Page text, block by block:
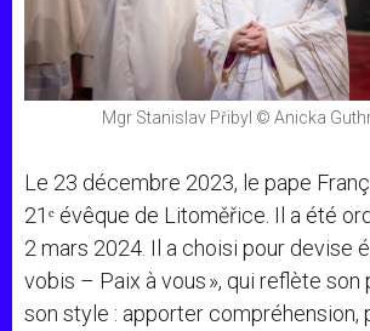
Mgr Stanislav Přibyl © Anicka
Le 23 décembre 2023, le pape
21ᵉ évêque de Litoměřice. Il a été
2 mars 2024. Il a choisi pour devise
vobis – Paix à vous », qui reflète
son style : apporter compréhension,